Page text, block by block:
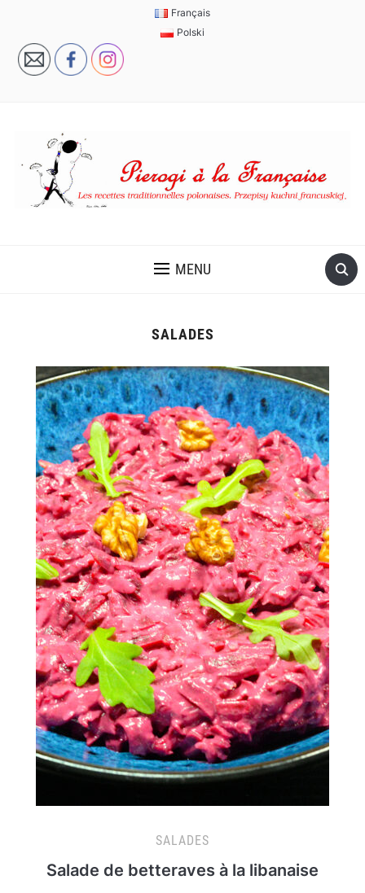
Français
Polski
MENU
SALADES
SALADES
Salade de betteraves à la libanaise